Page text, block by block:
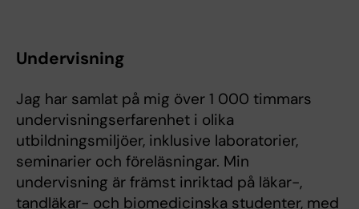
Undervisning
Jag har samlat på mig över 1 000 timmars
undervisningserfarenhet i olika
utbildningsmiljöer, inklusive laboratorier,
seminarier och föreläsningar. Min
undervisning är främst inriktad på läkar-,
tandläkar- och biomedicinska studenter, med